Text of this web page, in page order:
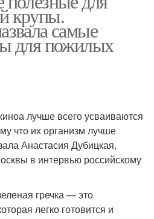
крупы.
самые
для пожилых
лучше всего усваиваются
что их организм лучше
Анастасия Дубицкая,
в интервью российскому
гречка — это
легко готовится и